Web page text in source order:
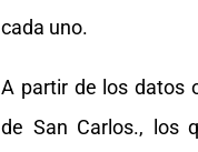
cada uno.
A partir de los datos
de San Carlos., los